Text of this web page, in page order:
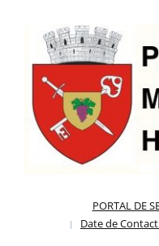
PORTAL DE
Date de